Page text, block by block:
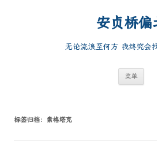
安贞桥偏
无论流浪至何方 我终究会
菜单
标签归档： 索格塔克